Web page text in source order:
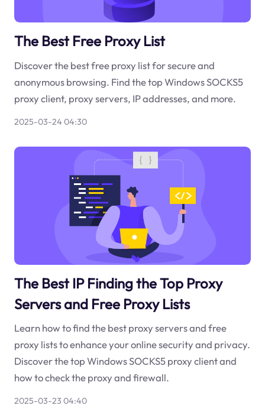
The Best Free Proxy List
Discover the best free proxy list for secure and
anonymous browsing. Find the top Windows SOCKS5
proxy client, proxy servers, IP addresses, and more.
2025-03-24 04:30
The Best IP Finding the Top Proxy
Servers and Free Proxy Lists
Learn how to find the best proxy servers and free
proxy lists to enhance your online security and privacy.
Discover the top Windows SOCKS5 proxy client and
how to check the proxy and firewall.
2025-03-23 04:40